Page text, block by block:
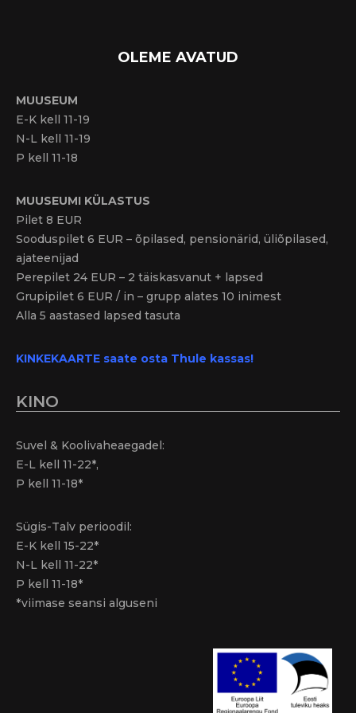
OLEME AVATUD
MUUSEUM
E-K kell 11-19
N-L kell 11-19
P kell 11-18
MUUSEUMI KÜLASTUS
Pilet 8 EUR
Sooduspilet 6 EUR – õpilased, pensionärid, üliõpilased,
ajateenijad
Perepilet 24 EUR – 2 täiskasvanut + lapsed
Grupipilet 6 EUR / in – grupp alates 10 inimest
Alla 5 aastased lapsed tasuta
KINKEKAARTE saate osta Thule kassas!
KINO
Suvel & Koolivaheaegadel:
E-L kell 11-22*,
P kell 11-18*
Sügis-Talv perioodil:
E-K kell 15-22*
N-L kell 11-22*
P kell 11-18*
*viimase seansi alguseni